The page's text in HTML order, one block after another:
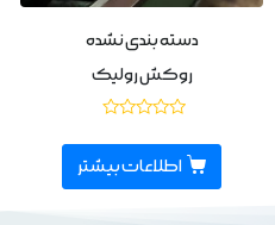
دسته بندی نشده
روکش رولیک
0
از
5اطلاعات بیشتر